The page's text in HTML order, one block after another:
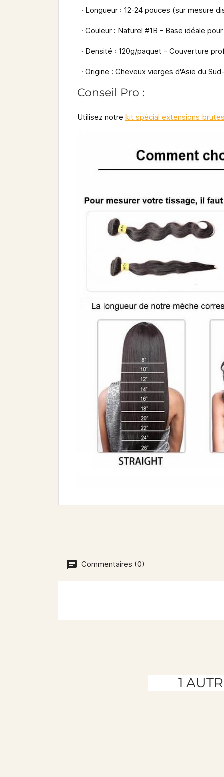
· Longueur : 12-24 pouces (sur mesure
· Couleur : Naturel #1B - Base idéale
· Densité : 120g/paquet - Couverture
· Origine : Cheveux vierges d'Asie du
Conseil Pro :
Utilisez notre kit spécial extensions brutes
Commentaires (0)
1